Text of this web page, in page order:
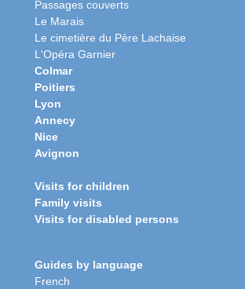
Passages couverts
Le Marais
Le cimetière du Père Lachaise
L'Opéra Garnier
Colmar
Poitiers
Lyon
Annecy
Nice
Avignon
Visits for children
Family visits
Visits for disabled persons
Guides by language
French